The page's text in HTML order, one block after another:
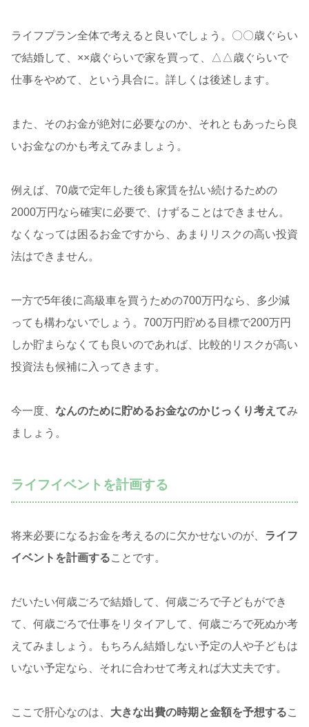
ライフプラン全体で考えると良いでしょう。〇〇歳ぐらい
で結婚して、××歳ぐらいで家を買って、△△歳ぐらいで
仕事をやめて、という具合に。詳しくは後述します。
また、そのお金が絶対に必要なのか、それともあったら良
いお金なのかも考えてみましょう。
例えば、70歳で定年した後も家賃を払い続けるための
2000万円なら確実に必要で、けずることはできません。
なくなっては困るお金ですから、あまりリスクの高い投資
法はできません。
一方で5年後に高級車を買うための700万円なら、多少減
っても構わないでしょう。700万円貯める目標で200万円
しか貯まらなくても良いのであれば、比較的リスクが高い
投資法も候補に入ってきます。
今一度、 なんのために貯めるお金なのかじっくり考えてみ
ましょう。
ライフイベントを計画する
将来必要になるお金を考えるのに欠かせないのが、 ライフ
イベントを計画することです。
だいたい何歳ごろで結婚して、何歳ごろで子どもができ
て、何歳ごろで仕事をリタイアして、何歳ごろで死ぬか考
えてみましょう。もちろん結婚しない予定の人や子どもは
いない予定なら、それに合わせて考えれば大丈夫です。
ここで肝心なのは、 大きな出費の時期と金額を予想するこ